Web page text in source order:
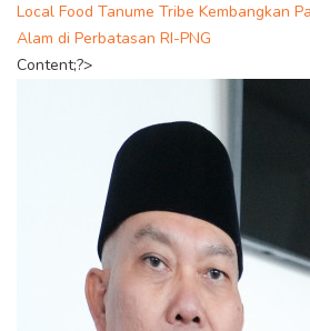
Local Food Tanume Tribe Kembangkan
Alam di Perbatasan RI-PNG
Content;?>